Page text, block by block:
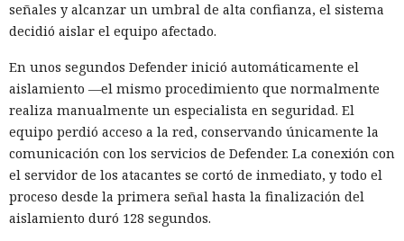
señales y alcanzar un umbral de alta confianza, el sistema
decidió aislar el equipo afectado.
En unos segundos Defender inició automáticamente el
aislamiento —el mismo procedimiento que normalmente
realiza manualmente un especialista en seguridad. El
equipo perdió acceso a la red, conservando únicamente la
comunicación con los servicios de Defender. La conexión con
el servidor de los atacantes se cortó de inmediato, y todo el
proceso desde la primera señal hasta la finalización del
aislamiento duró 128 segundos.